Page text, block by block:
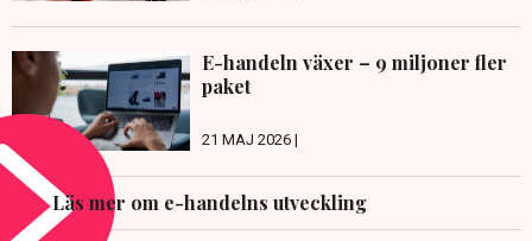
E-handeln växer – 9 miljoner fler
paket
21 MAJ 2026 |
Läs mer om e-handelns utveckling